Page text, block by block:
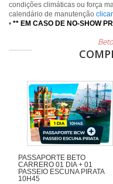
condições climáticas ou força
calendário de manutenção
• ** EM CASO DE NO-SHOW
PASSAPORTE BETO
CARRERO 01 DIA + 01
PASSEIO ESCUNA PIRATA
10H45